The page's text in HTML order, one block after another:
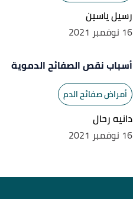
رسيل ياسين
16 نوفمبر 2021
أسباب نقص الصفائح الدموية
أمراض صفائح الدم
دانيه رحال
16 نوفمبر 2021